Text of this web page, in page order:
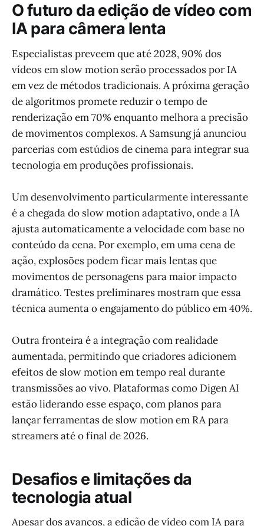
O futuro da edição de vídeo com
IA para câmera lenta
Especialistas preveem que até 2028, 90% dos
vídeos em slow motion serão processados por IA
em vez de métodos tradicionais. A próxima geração
de algoritmos promete reduzir o tempo de
renderização em 70% enquanto melhora a precisão
de movimentos complexos. A Samsung já anunciou
parcerias com estúdios de cinema para integrar sua
tecnologia em produções profissionais.
Um desenvolvimento particularmente interessante
é a chegada do slow motion adaptativo, onde a IA
ajusta automaticamente a velocidade com base no
conteúdo da cena. Por exemplo, em uma cena de
ação, explosões podem ficar mais lentas que
movimentos de personagens para maior impacto
dramático. Testes preliminares mostram que essa
técnica aumenta o engajamento do público em 40%.
Outra fronteira é a integração com realidade
aumentada, permitindo que criadores adicionem
efeitos de slow motion em tempo real durante
transmissões ao vivo. Plataformas como Digen AI
estão liderando esse espaço, com planos para
lançar ferramentas de slow motion em RA para
streamers até o final de 2026.
Desafios e limitações da
tecnologia atual
Apesar dos avanços, a edição de vídeo com IA para